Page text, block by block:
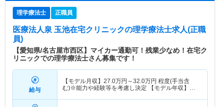
理学療法士 正職員
医療法人泉 玉池在宅クリニックの理学療法士求人(正職
員)
【愛知県/名古屋市西区】マイカー通勤可！残業少なめ！在宅ク
リニックでの理学療法士さん募集です！
給与
【モデル月収】 27.0万円～32.0万円 程度(手当含
む)※能力や経験等を考慮し決定 【モデル年収】